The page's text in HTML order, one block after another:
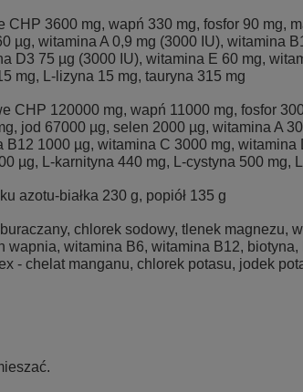
3600 mg, wapń 330 mg, fosfor 90 mg,
µg, witamina A 0,9 mg (3000 IU), witamina
D3 75 µg (3000 IU), witamina E 60 mg,
mg, L-lizyna 15 mg, tauryna 315 mg
CHP 120000 mg, wapń 11000 mg, fosfor
jod 67000 µg, selen 2000 µg, witamina A
1000 µg, witamina C 3000 mg,
µg, L-karnityna 440 mg, L-cystyna 500 mg,
azotu-białka 230 g, popiół 135 g
chlorek sodowy, tlenek magnezu,
witamina B6, witamina B12,
- chelat manganu, chlorek potasu, jodek